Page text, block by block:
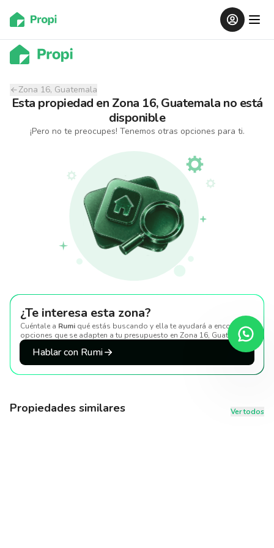
Zona 16, Guatemala
Esta propiedad en Zona 16, Guatemala no está
disponible
¡Pero no te preocupes! Tenemos otras opciones para ti.
¿Te interesa esta zona?
Cuéntale a Rumi qué estás buscando y ella te ayudará a encontrar
opciones que se adapten a tu presupuesto en Zona 16, Guatemala.
Hablar con Rumi
Propiedades similares Ver todos